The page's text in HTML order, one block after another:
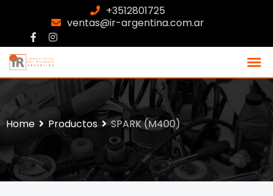
+3512801725
ventas@ir-argentina.com.ar
Home Productos SPARK (M400)